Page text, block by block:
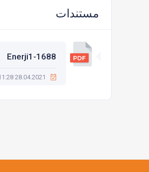
مستندات
Enerji1-1688
28.04.2021 11:28